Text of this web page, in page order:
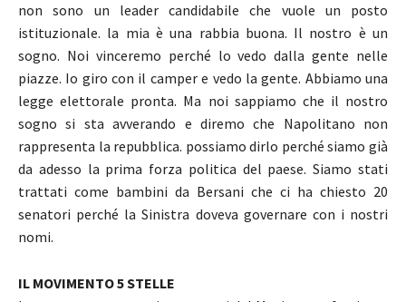
non sono un leader candidabile che vuole un posto
istituzionale. la mia è una rabbia buona. Il nostro è un
sogno. Noi vinceremo perché lo vedo dalla gente nelle
piazze. Io giro con il camper e vedo la gente. Abbiamo una
legge elettorale pronta. Ma noi sappiamo che il nostro
sogno si sta avverando e diremo che Napolitano non
rappresenta la repubblica. possiamo dirlo perché siamo già
da adesso la prima forza politica del paese. Siamo stati
trattati come bambini da Bersani che ci ha chiesto 20
senatori perché la Sinistra doveva governare con i nostri
nomi.
IL MOVIMENTO 5 STELLE